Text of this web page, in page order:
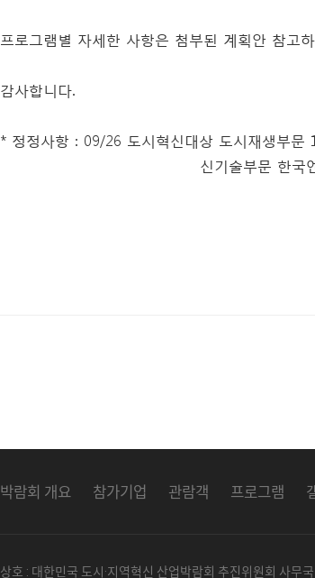
프로그램별 자세한 사항은 첨부된 계획안 참고
감사합니다.
* 정정사항 : 09/26 도시혁신대상 도시재생부문
신기술부문 한국엔지니어링협회
박람회 개요 참가기업 관람객 프로그램
상호 : 대한민국 도시·지역혁신 산업박람회 추진위원회 사무국